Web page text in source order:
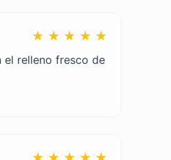
★ ★ ★ ★ ★
el relleno fresco de